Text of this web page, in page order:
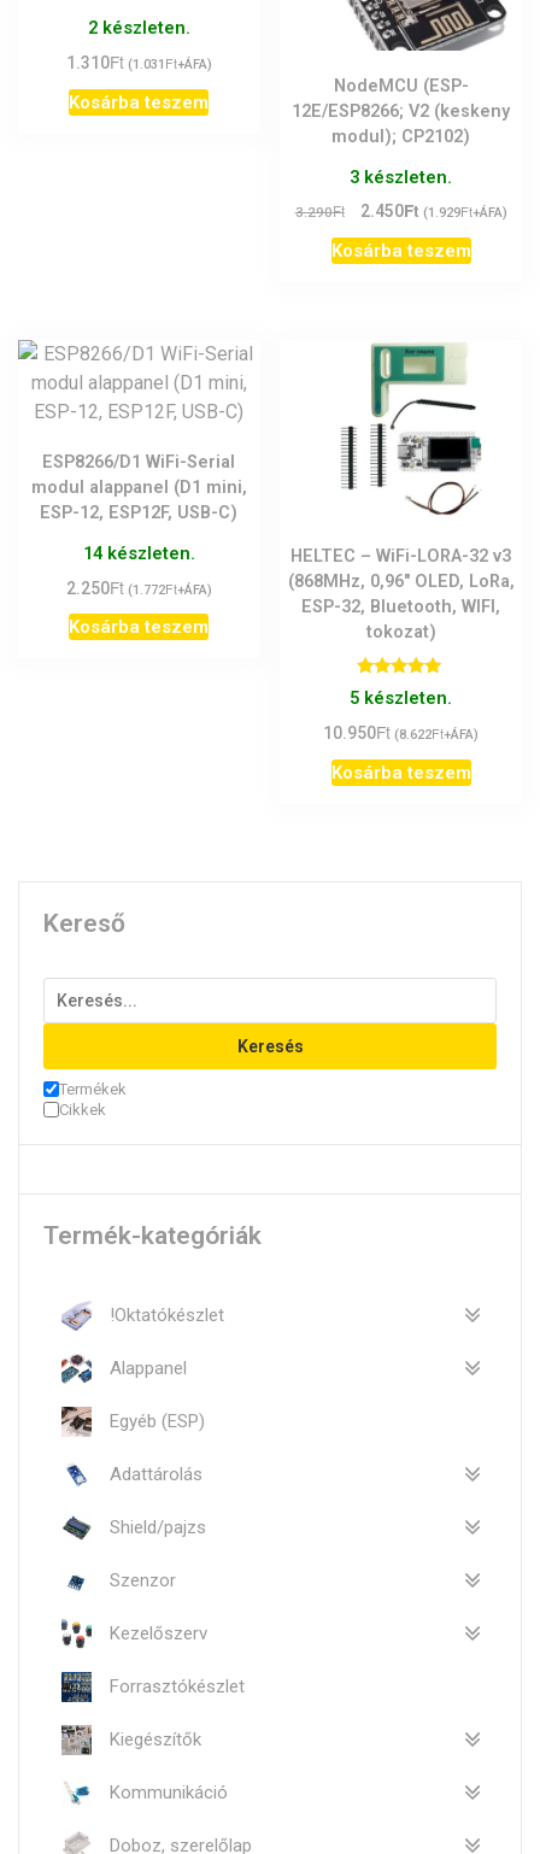
2 készleten.
1.310Ft (1.031 Ft+ÁFA)
Kosárba teszem
NodeMCU (ESP-
12E/ESP8266; V2 (keskeny
modul); CP2102)
3 készleten.
3.290Ft
Original
price
was:
2.450FtCurrent
price
is:
(1.929Ft+ÁFA)
Kosárba teszem
ESP8266/D1 WiFi-Serial
modul alappanel (D1 mini,
ESP-12, ESP12F, USB-C)
14 készleten.
2.250Ft (1.772Ft+ÁFA)
Kosárba teszem
HELTEC – WiFi-LORA-32 v3
(868MHz, 0,96″ OLED, LoRa,
ESP-32, Bluetooth, WIFI,
tokozat)
Értékelés:
5.00
5 készleten.
10.950Ft (8.622Ft+ÁFA)
Kosárba teszem
Kereső
Keresés
Termékek
Cikkek
Termék-kategóriák
!Oktatókészlet
Alappanel
Egyéb (ESP)
Adattárolás
Shield/pajzs
Szenzor
Kezelőszerv
Forrasztókészlet
Kiegészítők
Kommunikáció
Doboz, szerelőlap